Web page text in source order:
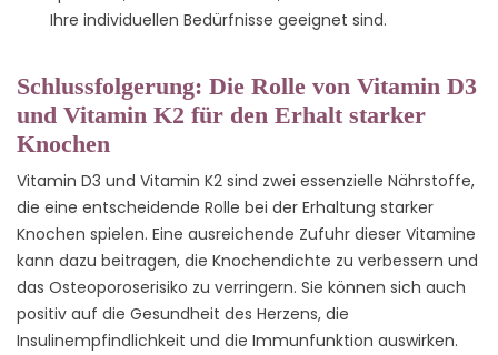
Ihre individuellen Bedürfnisse geeignet sind.
Schlussfolgerung: Die Rolle von Vitamin D3
und Vitamin K2 für den Erhalt starker
Knochen
Vitamin D3 und Vitamin K2 sind zwei essenzielle Nährstoffe,
die eine entscheidende Rolle bei der Erhaltung starker
Knochen spielen. Eine ausreichende Zufuhr dieser Vitamine
kann dazu beitragen, die Knochendichte zu verbessern und
das Osteoporoserisiko zu verringern. Sie können sich auch
positiv auf die Gesundheit des Herzens, die
Insulinempfindlichkeit und die Immunfunktion auswirken.